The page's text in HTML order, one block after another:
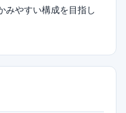
みやすい構成を目指し